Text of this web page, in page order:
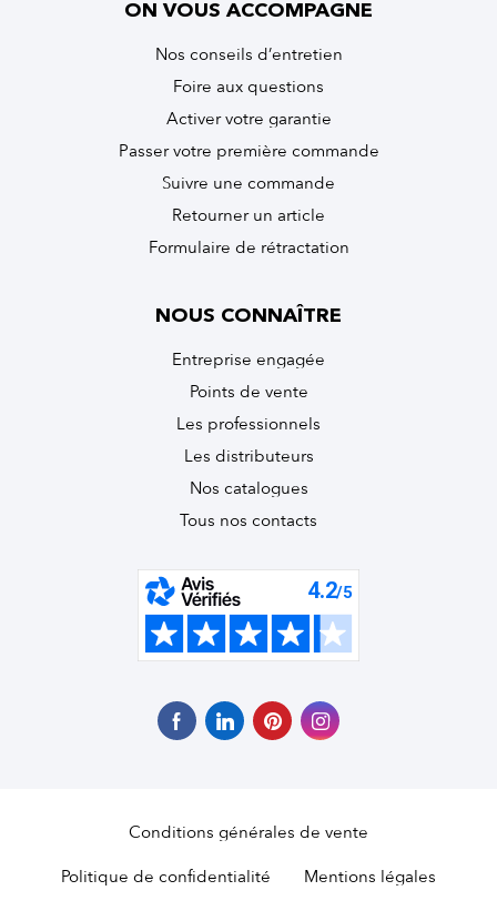
ON VOUS ACCOMPAGNE
Nos conseils d’entretien
Foire aux questions
Activer votre garantie
Passer votre première commande
Suivre une commande
Retourner un article
Formulaire de rétractation
NOUS CONNAÎTRE
Entreprise engagée
Points de vente
Les professionnels
Les distributeurs
Nos catalogues
Tous nos contacts
Conditions générales de vente
Politique de confidentialité Mentions légales